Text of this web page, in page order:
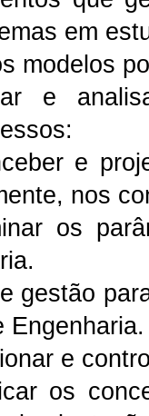
em
modelos
e
e
nos
os
gestão
Engenharia.
e
os